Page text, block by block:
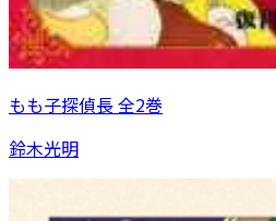
もも子探偵長 全2巻
鈴木光明